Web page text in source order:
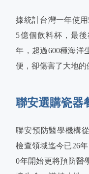
據統計台灣一年使
5億個飲料杯，最
年，超過600種海洋
便，卻傷害了大地的
聯安選購瓷
聯安預防醫學機構
檢查領域迄今已26
0年開始更將預防醫